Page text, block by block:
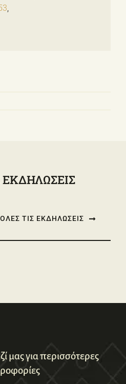
,
ΤΙΣ ΕΚΔΗΛΩΣΕΙΣ
μας για περισσότερες